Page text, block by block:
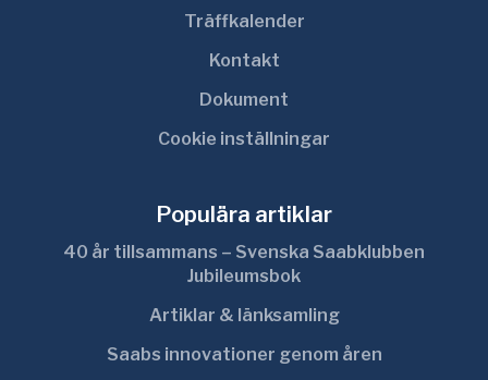
Träffkalender
Kontakt
Dokument
Cookie inställningar
Populära artiklar
40 år tillsammans – Svenska Saabklubben
Jubileumsbok
Artiklar & länksamling
Saabs innovationer genom åren